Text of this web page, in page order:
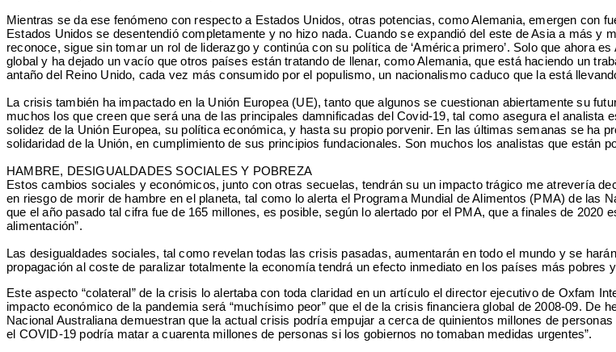
Mientras se da ese fenómeno con respecto a Estados Unidos, otras potencias, como Alemania, emergen con
Estados Unidos se desentendió completamente y no hizo nada. Cuando se expandió del este de Asia a más y
reconoce, sigue sin tomar un rol de liderazgo y continúa con su política de ‘América primero’. Solo que ahora
global y ha dejado un vacío que otros países están tratando de llenar, como Alemania, que está haciendo un
antaño del Reino Unido, cada vez más consumido por el populismo, un nacionalismo caduco que la está
La crisis también ha impactado en la Unión Europea (UE), tanto que algunos se cuestionan abiertamente su
muchos los que creen que será una de las principales damnificadas del Covid-19, tal como asegura el analista
solidez de la Unión Europea, su política económica, y hasta su propio porvenir. En las últimas semanas se ha
solidaridad de la Unión, en cumplimiento de sus principios fundacionales. Son muchos los analistas que están
HAMBRE, DESIGUALDADES SOCIALES Y POBREZA
Estos cambios sociales y económicos, junto con otras secuelas, tendrán su un impacto trágico me atrevería
en riesgo de morir de hambre en el planeta, tal como lo alerta el Programa Mundial de Alimentos (PMA) de las
que el año pasado tal cifra fue de 165 millones, es posible, según lo alertado por el PMA, que a finales de
alimentación”.
Las desigualdades sociales, tal como revelan todas las crisis pasadas, aumentarán en todo el mundo y se
propagación al coste de paralizar totalmente la economía tendrá un efecto inmediato en los países más
Este aspecto “colateral” de la crisis lo alertaba con toda claridad en un artículo el director ejecutivo de Oxfam
impacto económico de la pandemia será “muchísimo peor” que el de la crisis financiera global de 2008-09.
Nacional Australiana demuestran que la actual crisis podría empujar a cerca de quinientos millones de
el COVID-19 podría matar a cuarenta millones de personas si los gobiernos no tomaban medidas urgentes”.